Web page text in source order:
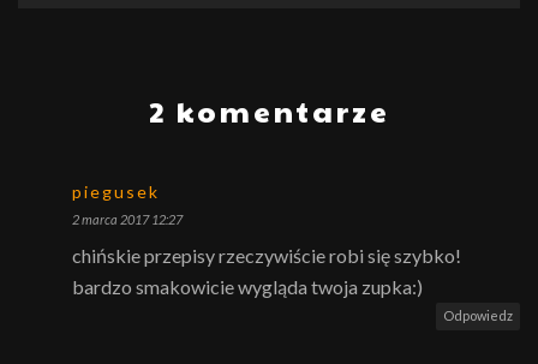
2 komentarze
piegusek
2 marca 2017 12:27
chińskie przepisy rzeczywiście robi się szybko!
bardzo smakowicie wygląda twoja zupka:)
Odpowiedz